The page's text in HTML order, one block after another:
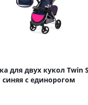
для двух кукол Twin
синяя с единорогом